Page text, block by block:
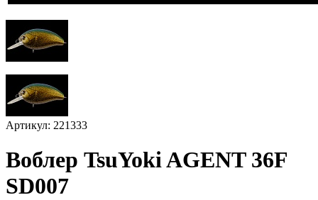
Артикул: 221333
Воблер TsuYoki AGENT 36F
SD007